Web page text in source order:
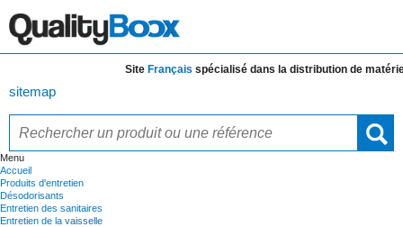
SiteFrançaisspécialisé dans la distribution de matériels
sitemap
Menu
Accueil
Produits d'entretien
Désodorisants
Entretien des sanitaires
Entretien de la vaisselle